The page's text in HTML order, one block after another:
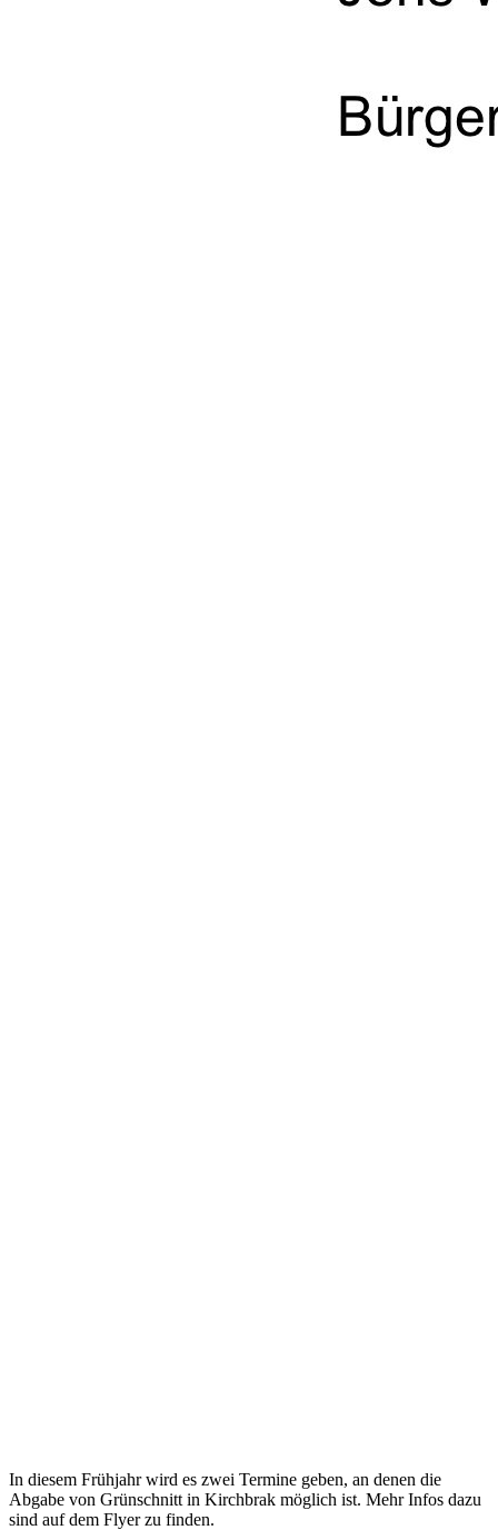
In diesem Frühjahr wird es zwei Termine geben, an denen die
Abgabe von Grünschnitt in Kirchbrak möglich ist. Mehr Infos dazu
sind auf dem Flyer zu finden.